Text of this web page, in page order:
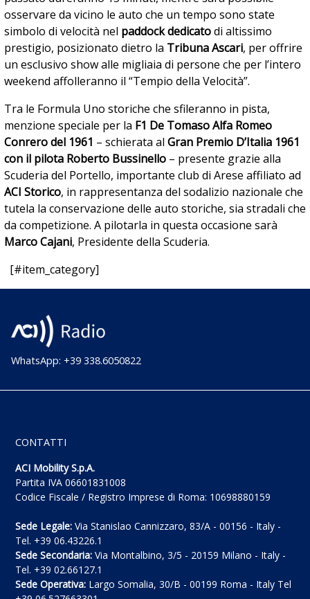
osservare da vicino le auto che un tempo sono state
simbolo di velocità nel paddock dedicatodi altissimo
prestigio, posizionato dietro la Tribuna Ascari, per offrire
un esclusivo show alle migliaia di persone che per l’intero
weekend affolleranno il “Tempio della Velocità”.
Tra le Formula Uno storiche che sfileranno in pista,
menzione speciale per la F1 De Tomaso Alfa Romeo
Conrero del 1961 – schierata al Gran Premio D’Italia 1961
con il pilota Roberto Bussinello – presente grazie alla
Scuderia del Portello, importante club di Arese affiliato ad
ACI Storico, in rappresentanza del sodalizio nazionale che
tutela la conservazione delle auto storiche, sia stradali che
da competizione. A pilotarla in questa occasione sarà
Marco Cajani, Presidente della Scuderia.
[#item_category]
WhatsApp: +39 338.6050822
CONTATTI
ACI Mobility S.p.A.
Partita IVA 06601831008
Codice Fiscale / Registro Imprese di Roma: 10698880159
Sede Legale: Via Stanislao Cannizzaro, 83/A - 00156 - Italy -
Tel. +39 06.43226.1
Sede Secondaria: Via Montalbino, 3/5 - 20159 Milano - Italy -
Tel. +39 02.66127.1
Sede Operativa: Largo Somalia, 30/B - 00199 Roma - Italy Tel